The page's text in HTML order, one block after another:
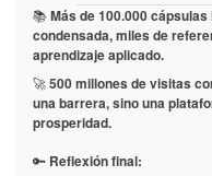
📚 Más de 100.000
condensada, miles de
aprendizaje aplicado.
🚀500 millones de visitas
una barrera, sino una
prosperidad.
🔑 Reflexión final: